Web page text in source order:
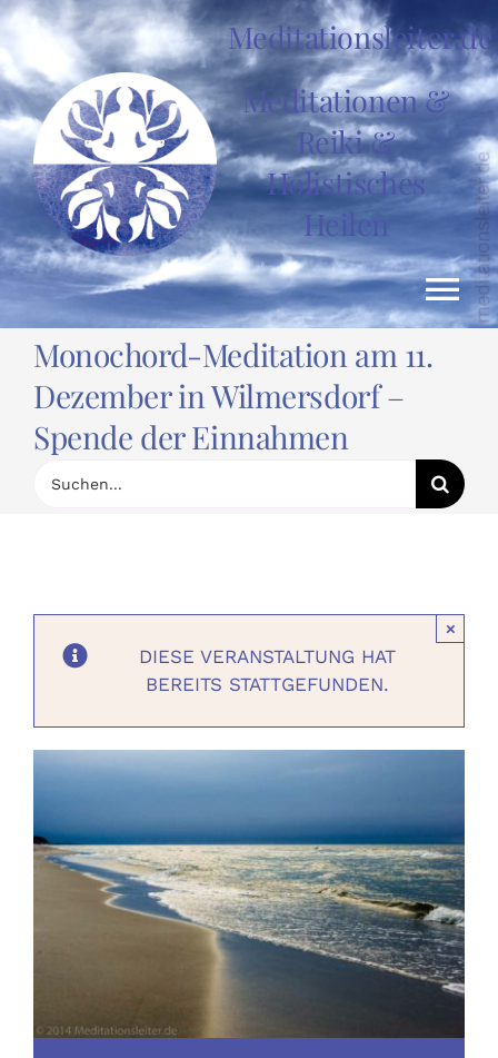
Zum
Inhalt
springen
Meditationsleiter.de
Meditationen &
Reiki &
Holistisches
Heilen
News
Holistisch
Monochord-Meditation am 11.
Dezember in Wilmersdorf –
Spende der Einnahmen
nach:
DIESE VERANSTALTUNG HAT
BEREITS STATTGEFUNDEN.
×